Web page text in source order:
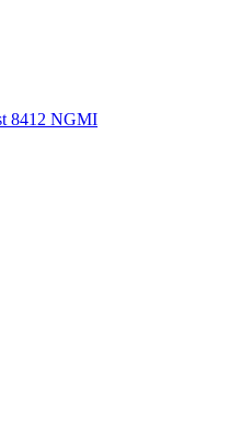
8412 NGMI